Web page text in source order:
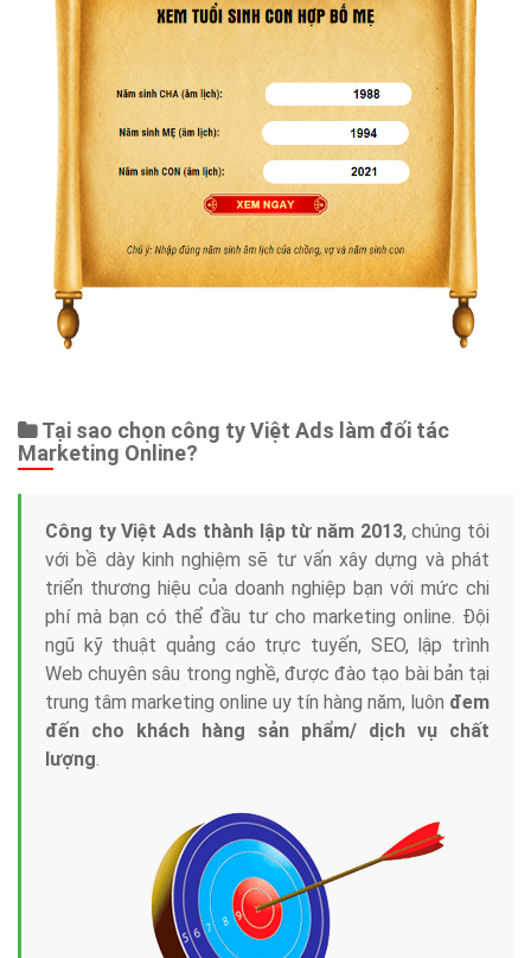
Tại sao chọn công ty Việt Ads làm đối tác
Marketing Online?
Công ty Việt Ads thành lập từ năm 2013, chúng tôi
với bề dày kinh nghiệm sẽ tư vấn xây dựng và phát
triển thương hiệu của doanh nghiệp bạn với mức chi
phí mà bạn có thể đầu tư cho marketing online. Đội
ngũ kỹ thuật quảng cáo trực tuyến, SEO, lập trình
Web chuyên sâu trong nghề, được đào tạo bài bản tại
trung tâm marketing online uy tín hàng năm, luôn đem
đến cho khách hàng sản phẩm/ dịch vụ chất
lượng.